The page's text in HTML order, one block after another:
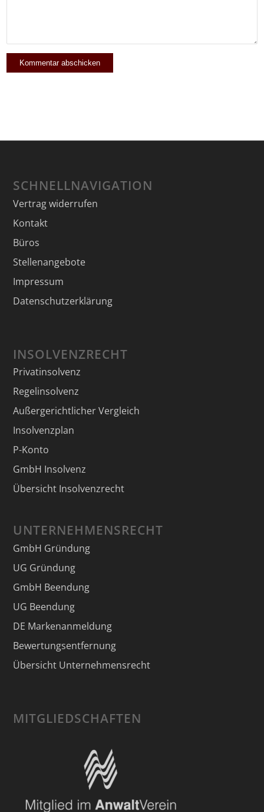
SCHNELLNAVIGATION
Vertrag widerrufen
Kontakt
Büros
Stellenangebote
Impressum
Datenschutzerklärung
INSOLVENZRECHT
Privatinsolvenz
Regelinsolvenz
Außergerichtlicher Vergleich
Insolvenzplan
P-Konto
GmbH Insolvenz
Übersicht Insolvenzrecht
UNTERNEHMENSRECHT
GmbH Gründung
UG Gründung
GmbH Beendung
UG Beendung
DE Markenanmeldung
Bewertungsentfernung
Übersicht Unternehmensrecht
MITGLIEDSCHAFTEN